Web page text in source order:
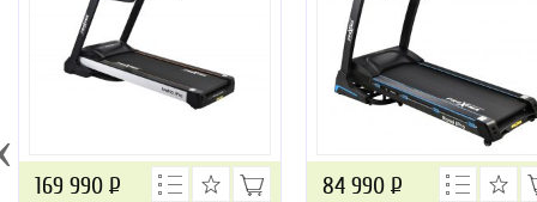
169 990 Р 84 990 Р